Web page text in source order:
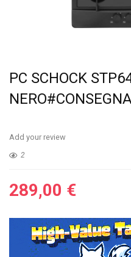
PC SCHOCK
Add your review
2
289,00 €